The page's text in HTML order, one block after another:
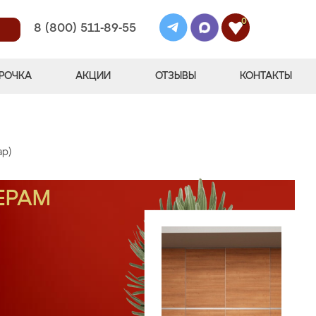
8 (800) 511-89-55
0
АКЦИИ ОТЗЫВЫ КОНТАКТЫ